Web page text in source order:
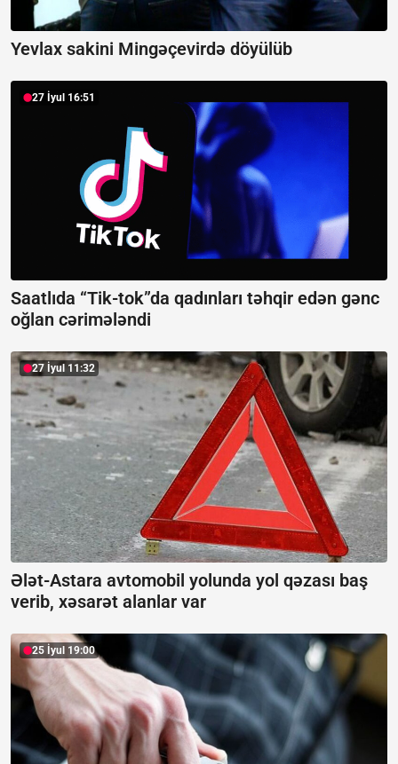
Yevlax sakini Mingəçevirdə döyülüb
27 İyul 16:51
Saatlıda “Tik-tok”da qadınları təhqir edən gənc
oğlan cərimələndi
27 İyul 11:32
Ələt-Astara avtomobil yolunda yol qəzası baş
verib, xəsarət alanlar var
25 İyul 19:00